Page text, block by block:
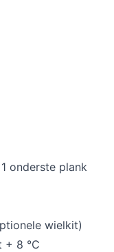
onderste plank
wielkit)
+ 8 °C